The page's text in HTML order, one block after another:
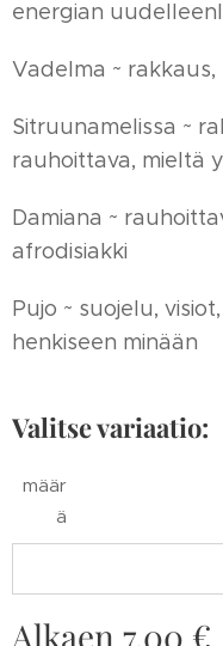
energian
Vadelma ~
Sitruunamelissa ~
rauhoittava, mieltä
Damiana ~
afrodisiakki
Pujo ~ suojelu,
henkiseen minään
Valitse variaatio:
määr
ä
Alkaen 7,00 €